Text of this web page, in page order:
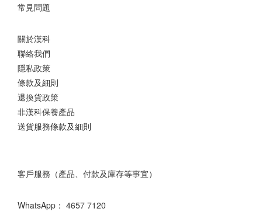
常見問題
關於漢科
聯絡我們
隱私政策
條款及細則
退換貨政策
非漢科保養產品
送貨服務條款及細則
客戶服務（產品、付款及庫存等事宜）
WhatsApp： 4657 7120